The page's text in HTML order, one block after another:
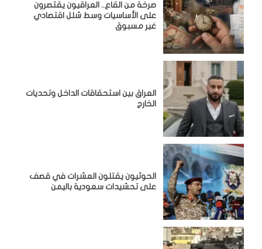
صرخة من القاع.. العراقيون يقتصرون
على الأساسيات وسط شلل اقتصادي
غير مسبوق
‏العراق بين استحقاقات الداخل وتحديات
الخارج
الحوثيون يقتلون العشرات في قصف
على تحشيدات سعودية باليمن